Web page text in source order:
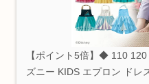
【ポイント5倍】◆ 110
ズニー KIDS エプロン ドレ